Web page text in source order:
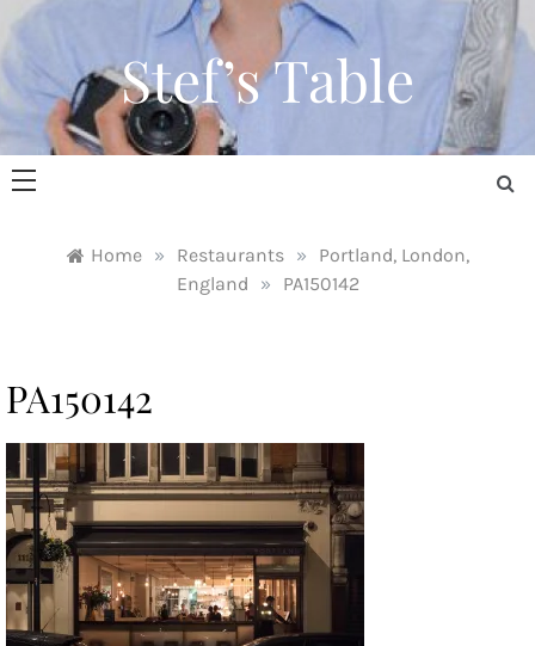
Skip
content
Stef’s Table
Home » Restaurants »
Portland, London,
England
» PA150142
PA150142